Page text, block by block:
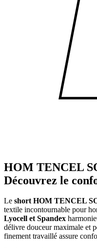
HOM TENCEL
Découvrez le
Le short HOM TENCEL
textile incontournable pour
Lyocell et Spandex
délivre douceur maximale et
finement travaillé assure